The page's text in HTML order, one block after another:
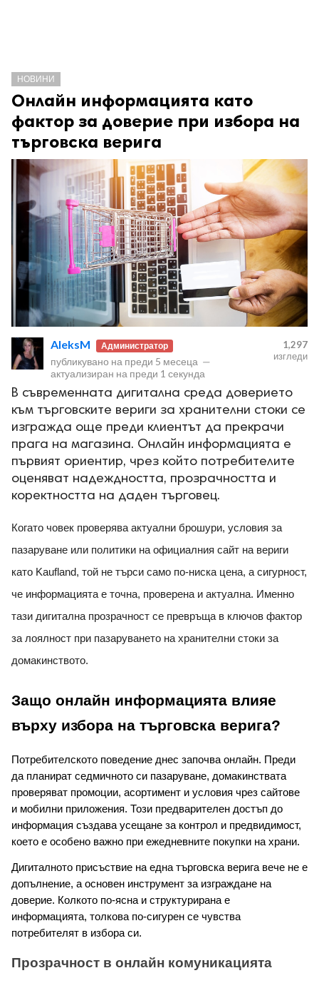
НОВИНИ
Онлайн информацията като
фактор за доверие при избора на
търговска верига
AleksM Администратор
публикувано на преди 5 месеца —
актуализиран на преди 1 секунда
1,297
изгледи
В съвременната дигитална среда доверието
към търговските вериги за хранителни стоки се
изгражда още преди клиентът да прекрачи
прага на магазина. Онлайн информацията е
първият ориентир, чрез който потребителите
оценяват надеждността, прозрачността и
коректността на даден търговец.
Когато човек проверява актуални брошури, условия за
пазаруване или политики на официалния сайт на вериги
като Kaufland, той не търси само по-ниска цена, а сигурност,
че информацията е точна, проверена и актуална. Именно
тази дигитална прозрачност се превръща в ключов фактор
за лоялност при пазаруването на хранителни стоки за
домакинството.
Защо онлайн информацията влияе
върху избора на търговска верига?
Потребителското поведение днес започва онлайн. Преди
да планират седмичното си пазаруване, домакинствата
проверяват промоции, асортимент и условия чрез сайтове
и мобилни приложения. Този предварителен достъп до
информация създава усещане за контрол и предвидимост,
което е особено важно при ежедневните покупки на храни.
Дигиталното присъствие на една търговска верига вече не е
допълнение, а основен инструмент за изграждане на
доверие. Колкото по-ясна и структурирана е
информацията, толкова по-сигурен се чувства
потребителят в избора си.
Прозрачност в онлайн комуникацията